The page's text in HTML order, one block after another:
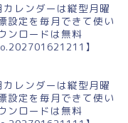
レンダーは縦型月曜
設定を毎月できて使い
ンロードは無料
】
レンダーは縦型月曜
設定を毎月できて使い
ンロードは無料